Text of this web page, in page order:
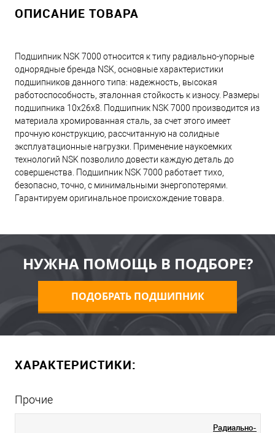
ОПИСАНИЕ ТОВАРА
Подшипник NSK 7000 относится к типу радиально-упорные
однорядные бренда NSK, основные характеристики
подшипников данного типа: надежность, высокая
работоспособность, эталонная стойкость к износу. Размеры
подшипника 10x26x8. Подшипник NSK 7000 производится из
материала хромированная сталь, за счет этого имеет
прочную конструкцию, рассчитанную на солидные
эксплуатационные нагрузки. Применение наукоемких
технологий NSK позволило довести каждую деталь до
совершенства. Подшипник NSK 7000 работает тихо,
безопасно, точно, с минимальными энергопотерями.
Гарантируем оригинальное происхождение товара.
НУЖНА ПОМОЩЬ В ПОДБОРЕ?
ПОДОБРАТЬ ПОДШИПНИК
ХАРАКТЕРИСТИКИ:
Прочие
Радиально-